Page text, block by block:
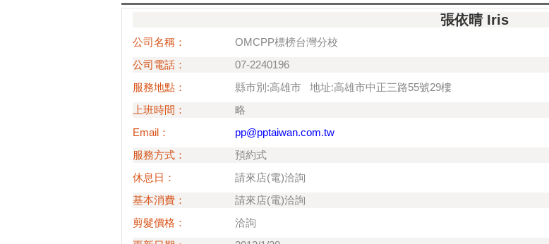
張依晴 Iris
公司名稱：
OMCPP標榜台灣分校
公司電話：
07-2240196
服務地點：
縣市別:高雄市 地址:高雄市中正三路55號29樓
上班時間：
略
Email：
pp@pptaiwan.com.tw
服務方式：
預約式
休息日：
請來店(電)洽詢
基本消費：
請來店(電)洽詢
剪髮價格：
洽詢